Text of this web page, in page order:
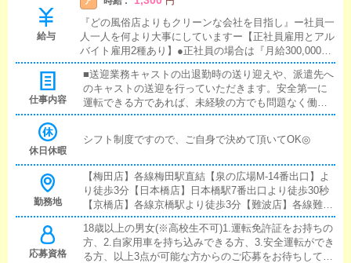
給与
『どの風俗店よりもクリーンな会社を目指し』ー社員一
人一人を何より大事にしていますー【正社員雇用とアル
バイト雇用2種あり】●正社員の場合は『月給300,000円
～』正社員希望の方は、使用期間終了後は”正社員雇用
有り”●アルバイト雇用の場合は時給/1,300円～※研修期
間あり※日払い可能※ガソリン代・高速代は支給しま
す。
仕事内容
■送迎業務キャストの出退勤時の送り迎えや、派遣先へ
のキャストの送迎を行っていただきます。安全第一に
運転できる方であれば、未経験の方でも問題なく働け
る内容です。基本的にお客様と対面で接客をお願いす
休日休暇
シフト制度ですので、ご自身で決めて頂いてOK◎
勤務地
【梅田店】各線梅田駅直結【泉の広場M-14番出口】よ
り徒歩3分【日本橋店】日本橋駅7番出口より徒歩30秒
【京橋店】各線京橋駅より徒歩3分【難波店】各線難波
駅6番出口より徒歩3分【十三店】阪急十三駅東口出口
より徒歩3分どのエリアも駅から近い好立地です。勤務
地は、ご希望に合わせてご相談させていただきます。
応募資格
18歳以上の男女(※高校生不可)1.運転免許証をお持ちの
方、2.自家用車を持ち込みできる方、3.安全運転ができ
る方、以上3点が可能な方からのご応募をお待ちしてお